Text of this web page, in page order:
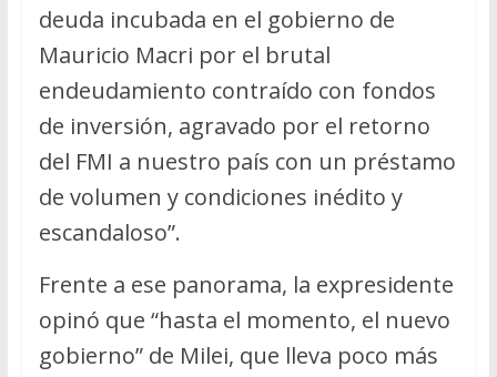
deuda incubada en el gobierno de
Mauricio Macri por el brutal
endeudamiento contraído con fondos
de inversión, agravado por el retorno
del FMI a nuestro país con un préstamo
de volumen y condiciones inédito y
escandaloso”.
Frente a ese panorama, la expresidente
opinó que “hasta el momento, el nuevo
gobierno” de Milei, que lleva poco más